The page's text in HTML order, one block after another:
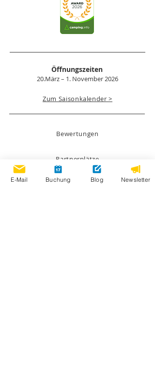
Öffnungszeiten
20.März – 1. November 2026
Zum Saisonkalender >
Bewertungen
Partnerplätze
Umweltschutz
E-Mail Buchung Blog Newsletter